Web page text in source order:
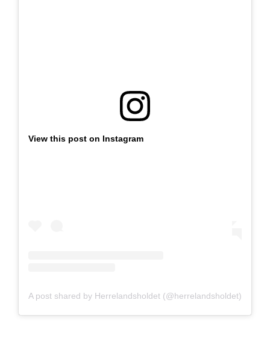
View this post on Instagram
A post shared by Herrelandsholdet (@herrelandsholdet)